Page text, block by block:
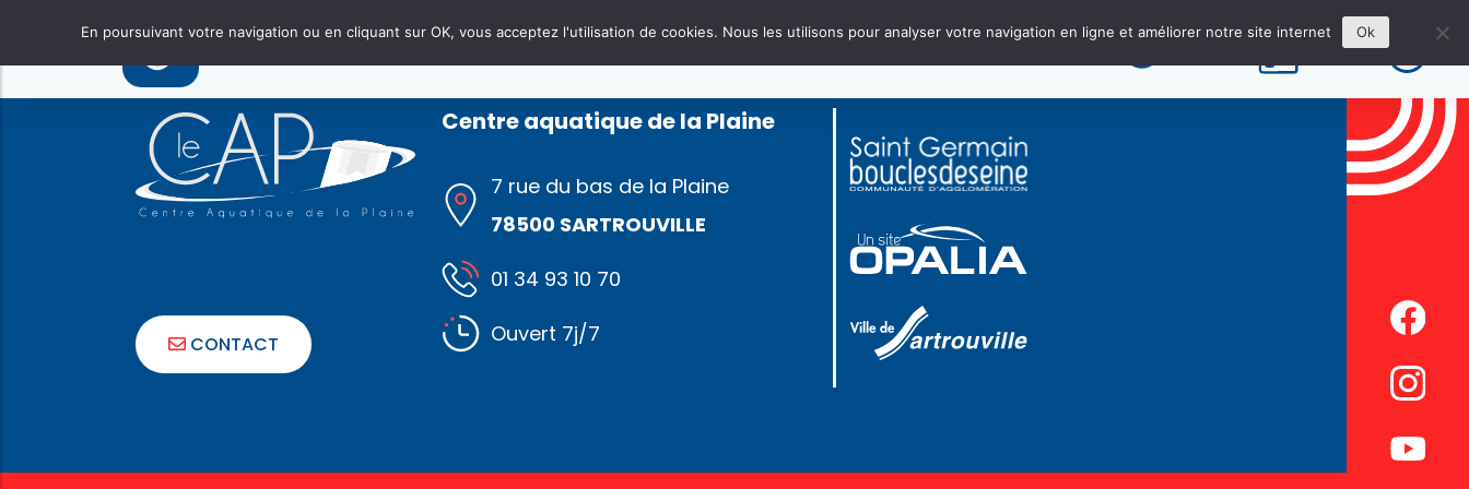
Enfant niv. 3
Navigation
de
l’article
Enfant niv. 1 / niv. 3
CONTACT
Centre aquatique de la Plaine
7 rue du bas de la Plaine
78500 SARTROUVILLE
01 34 93 10 70
Ouvert 7j/7
En poursuivant votre navigation ou en cliquant sur OK, vous acceptez l'utilisation de cookies. Nous les utilisons pour analyser votre navigation en ligne et améliorer notre site internet Ok